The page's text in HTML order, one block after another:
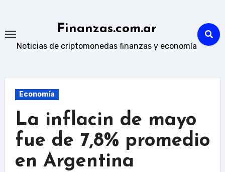
content
Finanzas.com.ar
Noticias de criptomonedas finanzas y economía
Economía
La inflacin de mayo
fue de 7,8% promedio
en Argentina